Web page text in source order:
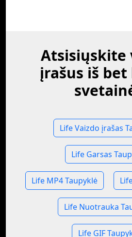
Atsisiųskite
įrašus iš
Life Vaizdo įrašas
Life Garsas
Life MP4 Taupyklė
Life Nuotrauka
Life GIF